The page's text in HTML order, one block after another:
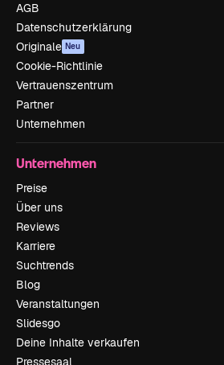
AGB
Datenschutzerklärung
Originale Neu
Cookie-Richtlinie
Vertrauenszentrum
Partner
Unternehmen
Unternehmen
Preise
Über uns
Reviews
Karriere
Suchtrends
Blog
Veranstaltungen
Slidesgo
Deine Inhalte verkaufen
Pressesaal